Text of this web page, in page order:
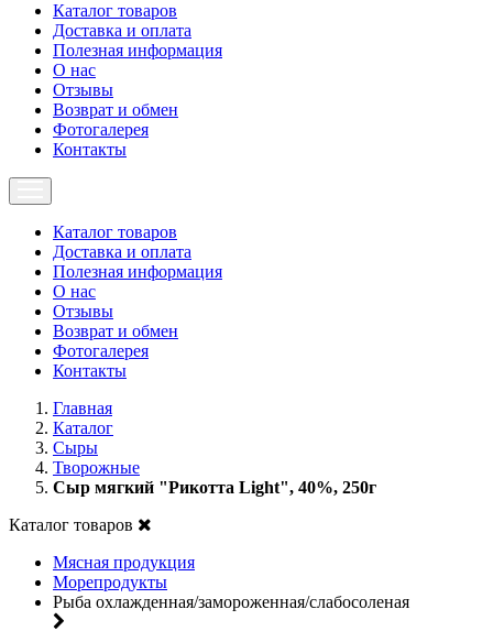
Каталог товаров
Доставка и оплата
Полезная информация
О нас
Отзывы
Возврат и обмен
Фотогалерея
Контакты
Каталог товаров
Доставка и оплата
Полезная информация
О нас
Отзывы
Возврат и обмен
Фотогалерея
Контакты
Главная
Каталог
Сыры
Творожные
Сыр мягкий "Рикотта Light", 40%, 250г
Каталог товаров
Мясная продукция
Морепродукты
Рыба охлажденная/замороженная/слабосоленая